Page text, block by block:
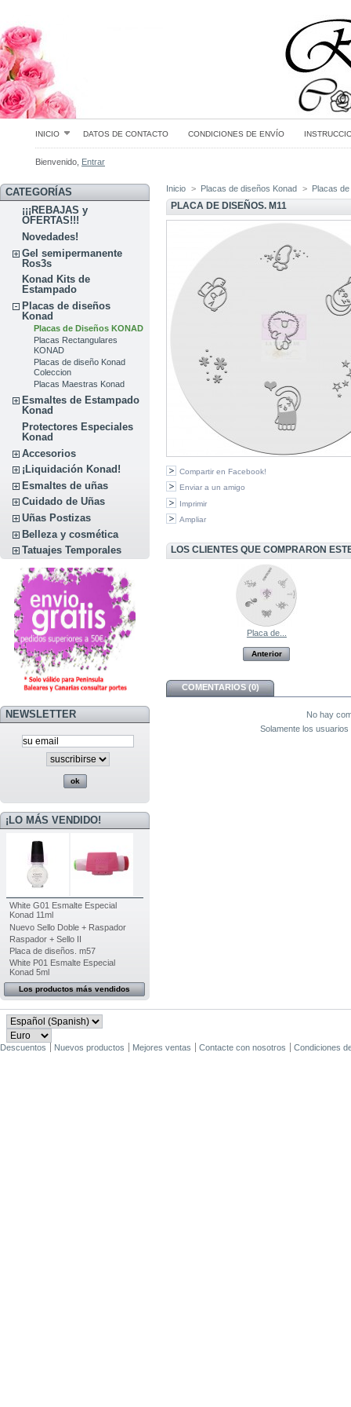
INICIO DATOS DE CONTACTO CONDICIONES DE ENVÍO
Bienvenido, Entrar
CATEGORÍAS
¡¡¡REBAJAS y
OFERTAS!!!
Novedades!
Gel semipermanente
Ros3s
Konad Kits de
Estampado
Placas de diseños
Konad
Placas de Diseños KONAD
Placas Rectangulares
KONAD
Placas de diseño Konad
Coleccion
Placas Maestras Konad
Esmaltes de Estampado
Konad
Protectores Especiales
Konad
Accesorios
¡Liquidación Konad!
Esmaltes de uñas
Cuidado de Uñas
Uñas Postizas
Belleza y cosmética
Tatuajes Temporales
NEWSLETTER
¡LO MÁS VENDIDO!
White G01 Esmalte Especial
Konad 11ml
Nuevo Sello Doble + Raspador
Raspador + Sello II
Placa de diseños. m57
White P01 Esmalte Especial
Konad 5ml
Los productos más vendidos
Inicio > Placas de diseños Konad > Placas
PLACA DE DISEÑOS. M11
Compartir en Facebook!
Enviar a un amigo
Imprimir
Ampliar
LOS CLIENTES QUE COMPRARON
Placa de...
Anterior
COMENTARIOS (0)
No hay
Solamente los
Descuentos Nuevos productos Mejores ventas Contacte con nosotros Condiciones